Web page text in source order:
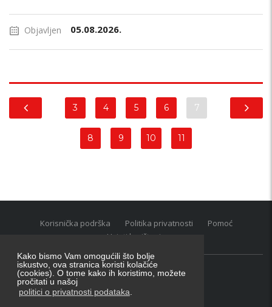
Kako bismo Vam omogućili što bolje
iskustvo, ova stranica koristi kolačiće
(cookies). O tome kako ih koristimo, možete
pročitati u našoj
politici o privatnosti podataka
Objavljen 05.08.2026.
3 4 5 6 7
8 9 10 11
Korisnička podrška Politika privatnosti
Pomoć
Uvjeti korištenja
Oglasnik grupacija:posao.hr|oglasnik.hr|auti.hr
Tečaj za konverziju u EUR valutu: 1 euro = 7.53450 kn